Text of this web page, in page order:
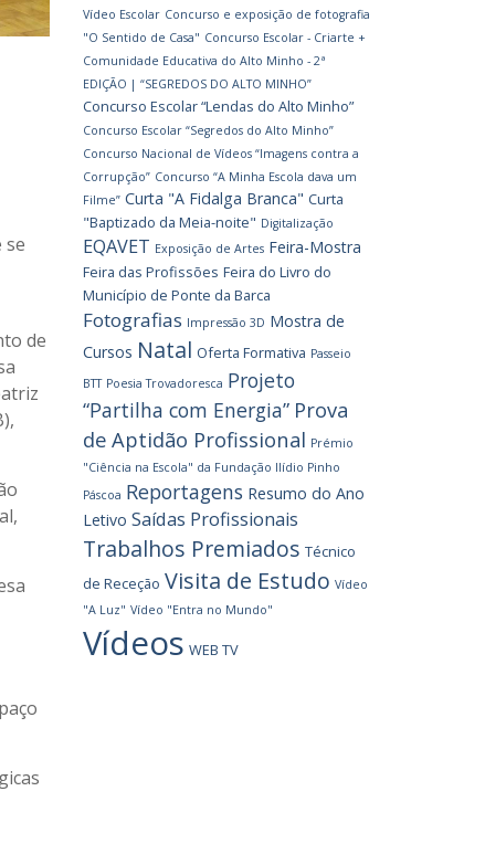
se
de
Vídeo Escolar Concurso e exposição de fotografia
"O Sentido de Casa" Concurso Escolar - Criarte +
Comunidade Educativa do Alto Minho - 2ª
EDIÇÃO | “SEGREDOS DO ALTO MINHO”
Concurso Escolar “Lendas do Alto Minho”
Concurso Escolar “Segredos do Alto Minho”
Concurso Nacional de Vídeos “Imagens contra a
Corrupção” Concurso “A Minha Escola dava um
Filme” Curta "A Fidalga Branca" Curta
"Baptizado da Meia-noite" Digitalização
EQAVET Exposição de Artes Feira-Mostra
Feira das Profissões Feira do Livro do
Município de Ponte da Barca
Fotografias Impressão 3D Mostra de
Cursos Natal Oferta Formativa Passeio
BTT Poesia Trovadoresca Projeto
“Partilha com Energia” Prova
de Aptidão Profissional Prémio
"Ciência na Escola" da Fundação Ilídio Pinho
Páscoa Reportagens Resumo do Ano
Letivo Saídas Profissionais
Trabalhos Premiados Técnico
de Receção Visita de Estudo Vídeo
"A Luz" Vídeo "Entra no Mundo"
Vídeos WEB TV